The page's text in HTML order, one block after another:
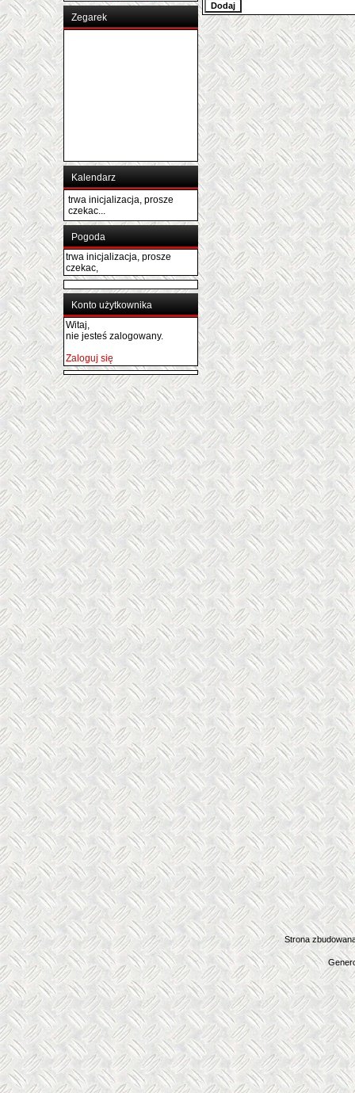
Zegarek
Kalendarz
trwa inicjalizacja, prosze
czekac...
Pogoda
trwa inicjalizacja, prosze
czekac,
Konto użytkownika
Witaj,
nie jesteś zalogowany.
Zaloguj się
Strona